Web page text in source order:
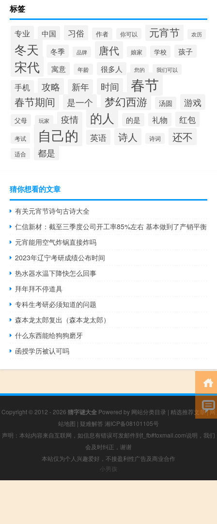
标签
专业 中国 习俗 作者 你可以 元宵节 农历
冬天 冬季 品牌 唐代 娘家 学校 孩子
宋代 寓意 年龄 很多人 您的 我们可以
手机 攻略 新年 时间 春节
春节期间 是一个 梦幻西游 汤圆 游戏
父母 玩家 疫情 的人 的是 礼物 红包
考试 自己的 英语 诗人 诗词 还不
适合 都是
猜你想看的文章
有关元宵节诗句古诗大全
仁信新材：截至三季度公司开工率85%左右 基本做到了产销平衡
元宵能用空气炸锅直接炸吗
2023年辽宁考研成绩公布时间
热水器水温下降快怎么回事
拜年拜不停道具
专科生考研必须知道的问题
森本龙太郎复出（森本龙太郎）
什么东西能给狗狗磨牙
函授学历被认可吗
Copyright © 2012 - 2026 猜字谜大全 Powered by 网站分类目录 | 精选推荐文章|网
站地图 | 疑难解答 湘ICP备08101105号
声明：本站内容来自互联网，如信息有错误可发邮件到f_fb#foxmail.com说明，我们
会及时纠正，谢谢
本站仅为个人兴趣爱好，不接盈利性广告及商业合作
小男孩